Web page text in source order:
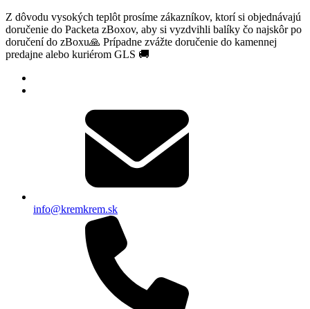
Z dôvodu vysokých teplôt prosíme zákazníkov, ktorí si objednávajú
doručenie do Packeta zBoxov, aby si vyzdvihli balíky čo najskôr po
doručení do zBoxu🙏 Prípadne zvážte doručenie do kamennej
predajne alebo kuriérom GLS 🚚
info@kremkrem.sk